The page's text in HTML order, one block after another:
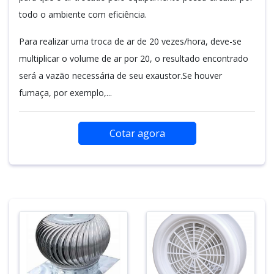
todo o ambiente com eficiência.
Para realizar uma troca de ar de 20 vezes/hora, deve-se
multiplicar o volume de ar por 20, o resultado encontrado
será a vazão necessária de seu exaustor.Se houver
fumaça, por exemplo,...
Cotar agora